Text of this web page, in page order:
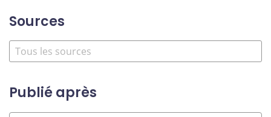
Sources
Publié après